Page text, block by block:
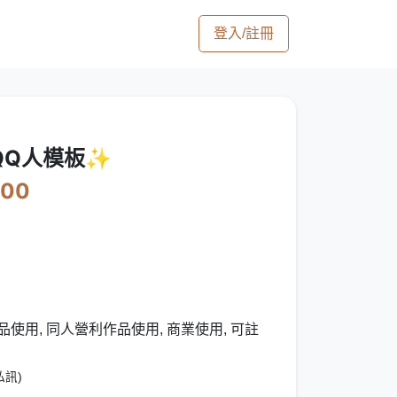
登入/註冊
人模板✨
使用, 同人營利作品使用, 商業使用, 可註
訊)